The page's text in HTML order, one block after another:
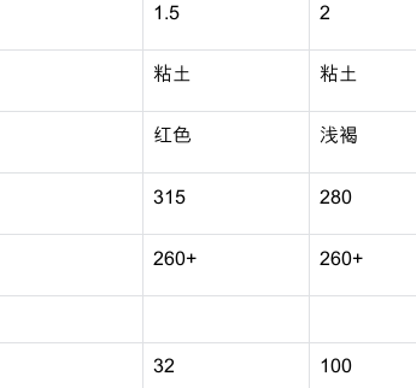
1.5 2
粘土 粘土
红色 浅褐
315 280
260+ 260+
32 100